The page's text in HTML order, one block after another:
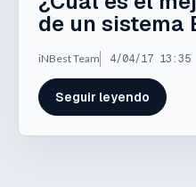
de un sistema
iNBest Team 4/04/17 13:35
Seguir leyendo